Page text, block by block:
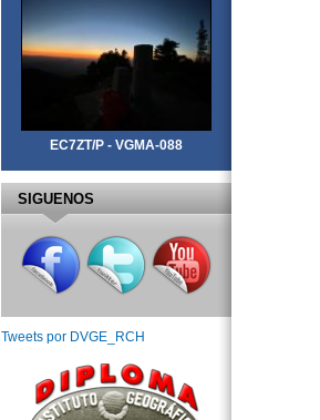
EC7ZT/P - VGMA-088
SIGUENOS
Tweets por DVGE_RCH